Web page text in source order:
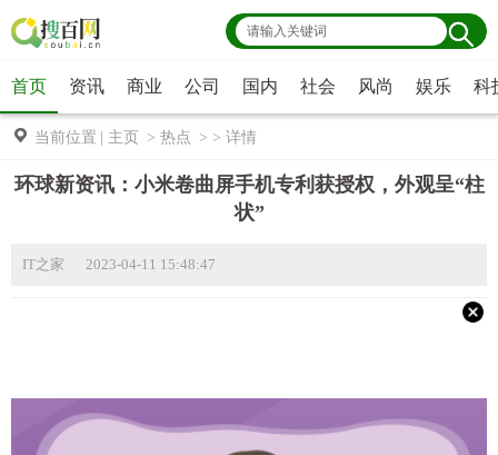
首页 资讯 商业 公司 国内 社会 风尚 娱乐 科
当前位置 主页 > 热点 > > 详情
环球新资讯：小米卷曲屏手机专利获授权，外观呈“柱
状”
IT之家 2023-04-11 15:48:47